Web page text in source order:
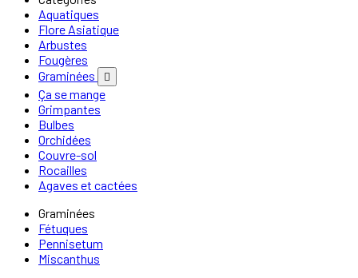
Aquatiques
Flore Asiatique
Arbustes
Fougères
Graminées

Ça se mange
Grimpantes
Bulbes
Orchidées
Couvre-sol
Rocailles
Agaves et cactées
Graminées
Fétuques
Pennisetum
Miscanthus